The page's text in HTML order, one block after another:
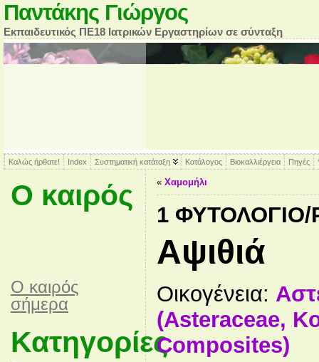
Παντάκης Γιώργος
Εκπαιδευτικός ΠΕ18 Ιατρικών Εργαστηρίων σε σύνταξη
Καλώς ήρθατε! Index Συστηματική κατάταξη Κατάλογος Βιοκαλλιέργεια Πηγές
Ο καιρός
O καιρός
σήμερα
Κατηγορίες
« Χαμομήλι
1 ΦΥΤΟΛΌΓΙΟ/
Αψιθιά
Οικογένεια:
(Asteraceae,
Composites)